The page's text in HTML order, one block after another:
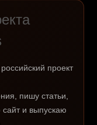
проект
пишу статьи,
и выпускаю